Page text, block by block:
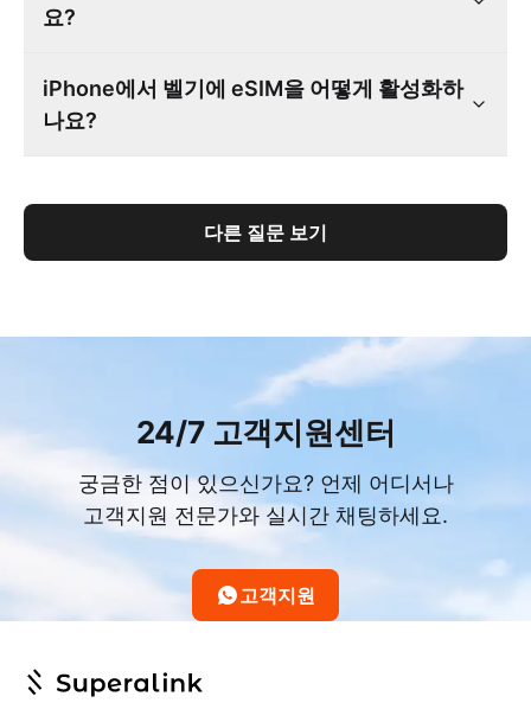
요?
iPhone에서 벨기에 eSIM을 어떻게 활성화하
나요?
다른 질문 보기
24/7 고객지원센터
궁금한 점이 있으신가요? 언제 어디서나
고객지원 전문가와 실시간 채팅하세요.
고객지원